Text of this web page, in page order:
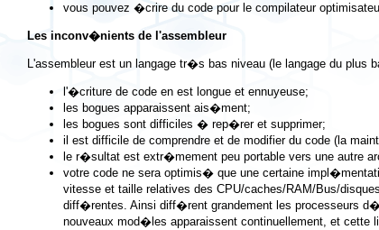
vous pouvez �crire du code pour le compilateur
Les inconv�nients de l'assembleur
L'assembleur est un langage tr�s bas niveau (le langage du
l'�criture de code en est longue et ennuyeuse;
les bogues apparaissent ais�ment;
les bogues sont difficiles � rep�rer et supprimer;
il est difficile de comprendre et de modifier du code (la
le r�sultat est extr�mement peu portable vers une autre
votre code ne sera optimis� que une certaine
vitesse et taille relatives des CPU/caches/RAM/Bus/
diff�rentes. Ainsi diff�rent grandement les processeurs
nouveaux mod�les apparaissent continuellement, et